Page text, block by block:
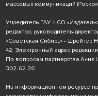
массовых коммуникаций
Учредитель ГАУ НСО
редактор, руководитель-
«Советская Сибирь» - Шрейтер
42; Электронный адрес редакции
По вопросам партнерства Анна
302-62-26
На информационном ресурсе